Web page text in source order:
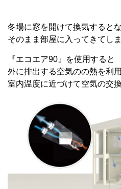
冬場に窓を開けて換気すると
そのまま部屋に入ってきてし
『エコエア90』を使用すると
外に排出する空気のの熱を利用
室内温度に近づけて空気の交